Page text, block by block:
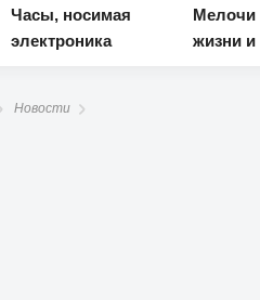
Часы, носимая
электроника
Мелочи
жизни
Новости